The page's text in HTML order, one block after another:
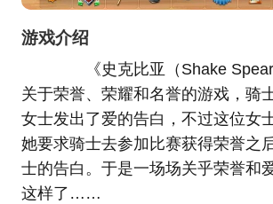
游戏介绍
《史克比亚（Shake
关于荣誉、荣耀和名誉的游戏，骑
女士发出了爱的告白，不过这位女
她要求骑士去参加比赛获得荣誉之
士的告白。于是一场场关乎荣誉和
这样了……